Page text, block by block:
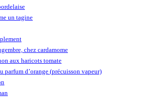
un tagine
chez cardamome
aux haricots tomate
parfum d’orange (précuisson vapeur)